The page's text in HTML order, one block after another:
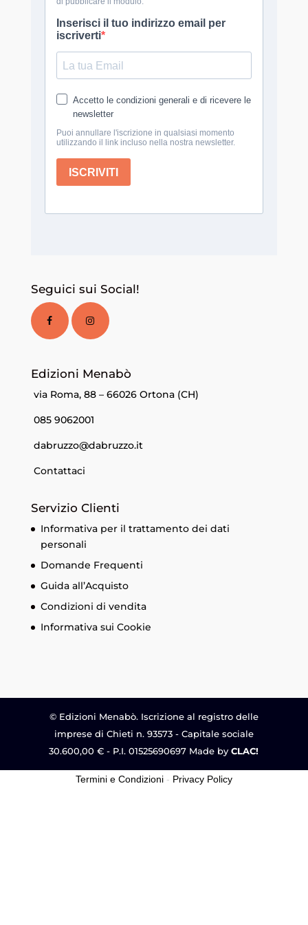
Seguici sui Social!
Edizioni Menabò
via Roma, 88 – 66026 Ortona (CH)
085 9062001
dabruzzo@dabruzzo.it
Contattaci
Servizio Clienti
Informativa per il trattamento dei dati
personali
Domande Frequenti
Guida all’Acquisto
Condizioni di vendita
Informativa sui Cookie
© Edizioni Menabò. Iscrizione al registro delle
imprese di Chieti n. 93573 - Capitale sociale
30.600,00 € - P.I. 01525690697 Made byCLAC!
Termini e Condizioni - Privacy Policy